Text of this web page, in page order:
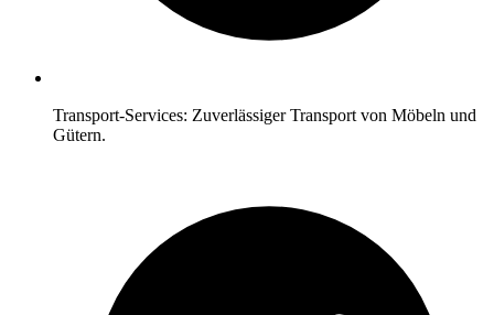
Transport-Services: Zuverlässiger Transport von Möbeln und
Gütern.